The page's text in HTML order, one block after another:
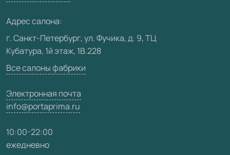
Видео
Карта сайта
Адрес салона:
г. Санкт-Петербург, ул. Фучика, д. 9, ТЦ
Кубатура, 1й этаж, 1В.228
Все салоны фабрики
Электронная почта
info@portaprima.ru
10:00-22:00
ежедневно